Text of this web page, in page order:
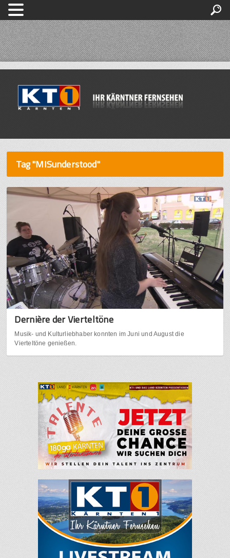
Tag "MISunderstood"
Dernière der Vierteltöne
Musik- und Kulturliebhaber konnten im Juni und August die
Vierteltöne genießen.